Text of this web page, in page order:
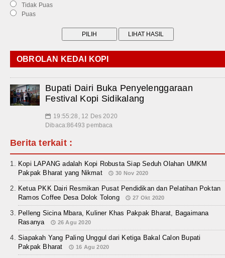
Tidak Puas
Puas
OBROLAN KEDAI KOPI
Bupati Dairi Buka Penyelenggaraan
Festival Kopi Sidikalang
📅 19:55:28, 12 Des 2020
Dibaca:86493 pembaca
Berita terkait :
Kopi LAPANG adalah Kopi Robusta Siap Seduh Olahan UMKM
Pakpak Bharat yang Nikmat
30 Nov 2020
Ketua PKK Dairi Resmikan Pusat Pendidikan dan Pelatihan Poktan
Ramos Coffee Desa Dolok Tolong
27 Okt 2020
Pelleng Sicina Mbara, Kuliner Khas Pakpak Bharat, Bagaimana
Rasanya
26 Agu 2020
Siapakah Yang Paling Unggul dari Ketiga Bakal Calon Bupati
Pakpak Bharat
16 Agu 2020